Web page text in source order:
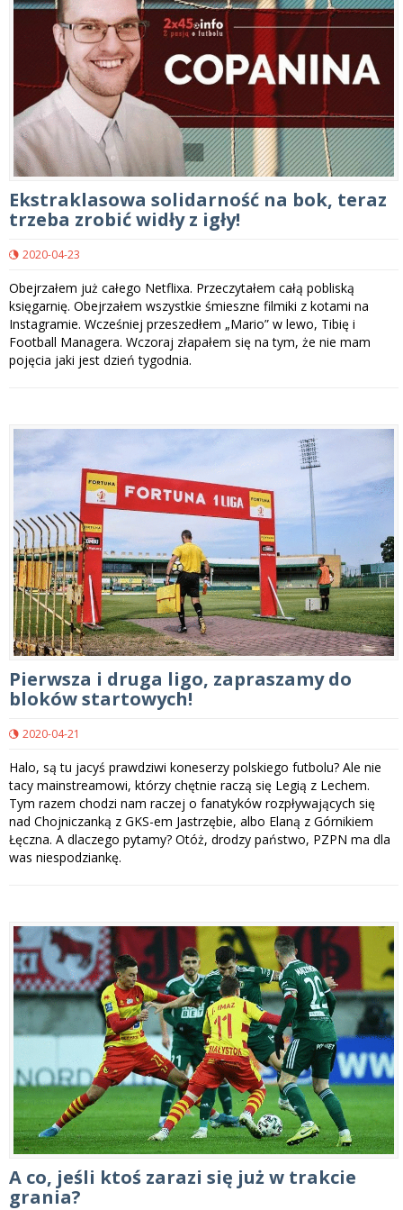
Ekstraklasowa solidarność na bok, teraz
trzeba zrobić widły z igły!
2020-04-23
Obejrzałem już całego Netflixa. Przeczytałem całą pobliską
księgarnię. Obejrzałem wszystkie śmieszne filmiki z kotami na
Instagramie. Wcześniej przeszedłem „Mario” w lewo, Tibię i
Football Managera. Wczoraj złapałem się na tym, że nie mam
pojęcia jaki jest dzień tygodnia.
Pierwsza i druga ligo, zapraszamy do
bloków startowych!
2020-04-21
Halo, są tu jacyś prawdziwi koneserzy polskiego futbolu? Ale nie
tacy mainstreamowi, którzy chętnie raczą się Legią z Lechem.
Tym razem chodzi nam raczej o fanatyków rozpływających się
nad Chojniczanką z GKS-em Jastrzębie, albo Elaną z Górnikiem
Łęczna. A dlaczego pytamy? Otóż, drodzy państwo, PZPN ma dla
was niespodziankę.
A co, jeśli ktoś zarazi się już w trakcie
grania?